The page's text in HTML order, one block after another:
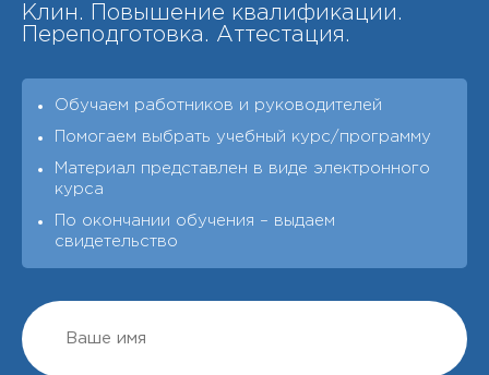
Клин. Повышение квалификации.
Переподготовка. Аттестация.
Обучаем работников и руководителей
Помогаем выбрать учебный курс/программу
Материал представлен в виде электронного
курса
По окончании обучения – выдаeм
свидетельство